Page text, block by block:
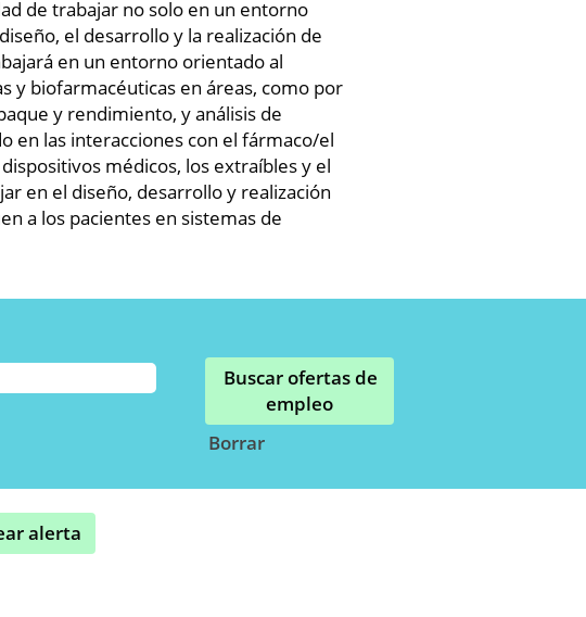
de trabajar no solo en un entorno
el desarrollo y la realización de
en un entorno orientado al
y biofarmacéuticas en áreas, como por
y rendimiento, y análisis de
en las interacciones con el fármaco/el
médicos, los extraíbles y el
en el diseño, desarrollo y realización
a los pacientes en sistemas de
Borrar
alerta